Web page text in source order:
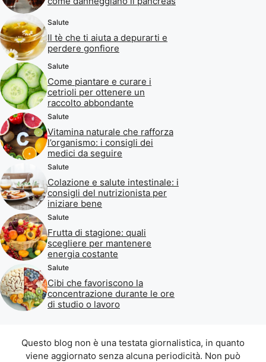
Salute
Il tè che ti aiuta a depurarti e
perdere gonfiore
Salute
Come piantare e curare i
cetrioli per ottenere un
raccolto abbondante
Salute
Vitamina naturale che rafforza
l’organismo: i consigli dei
medici da seguire
Salute
Colazione e salute intestinale: i
consigli del nutrizionista per
iniziare bene
Salute
Frutta di stagione: quali
scegliere per mantenere
energia costante
Salute
Cibi che favoriscono la
concentrazione durante le ore
di studio o lavoro
Questo blog non è una testata giornalistica, in quanto
viene aggiornato senza alcuna periodicità. Non può